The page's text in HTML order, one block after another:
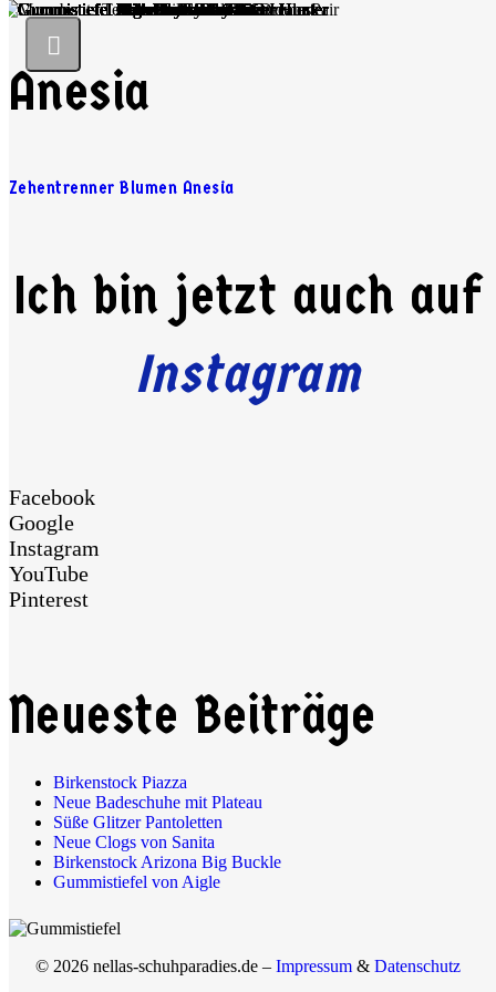
Anesia
Zehentrenner Blumen Anesia
Ich bin jetzt auch auf
Instagram
Facebook
Google
Instagram
YouTube
Pinterest
Neueste Beiträge
Birkenstock Piazza
Neue Badeschuhe mit Plateau
Süße Glitzer Pantoletten
Neue Clogs von Sanita
Birkenstock Arizona Big Buckle
Gummistiefel von Aigle
© 2026 nellas-schuhparadies.de – Impressum & Datenschutz